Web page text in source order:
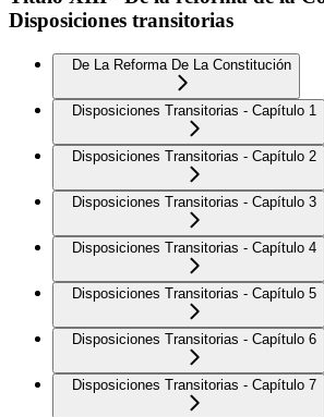
Disposiciones transitorias
De La Reforma De La Constitución
Disposiciones Transitorias - Capítulo 1
Disposiciones Transitorias - Capítulo 2
Disposiciones Transitorias - Capítulo 3
Disposiciones Transitorias - Capítulo 4
Disposiciones Transitorias - Capítulo 5
Disposiciones Transitorias - Capítulo 6
Disposiciones Transitorias - Capítulo 7